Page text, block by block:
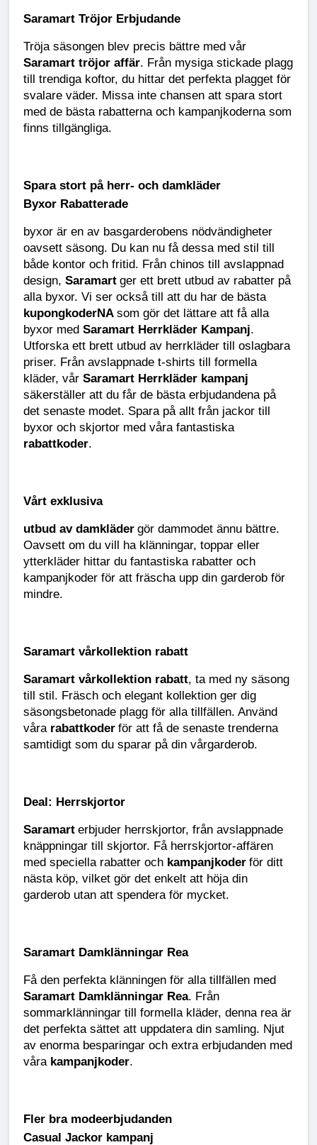
Saramart Tröjor Erbjudande
Tröja säsongen blev precis bättre med vår
Saramart tröjor affär. Från mysiga stickade plagg
till trendiga koftor, du hittar det perfekta plagget för
svalare väder. Missa inte chansen att spara stort
med de bästa rabatterna och kampanjkoderna som
finns tillgängliga.
Spara stort på herr- och damkläder
Byxor Rabatterade
byxor är en av basgarderobens nödvändigheter
oavsett säsong. Du kan nu få dessa med stil till
både kontor och fritid. Från chinos till avslappnad
design, Saramart ger ett brett utbud av rabatter på
alla byxor. Vi ser också till att du har de bästa
kupongkoderNA som gör det lättare att få alla
byxor med Saramart Herrkläder Kampanj.
Utforska ett brett utbud av herrkläder till oslagbara
priser. Från avslappnade t-shirts till formella
kläder, vår Saramart Herrkläder kampanj
säkerställer att du får de bästa erbjudandena på
det senaste modet. Spara på allt från jackor till
byxor och skjortor med våra fantastiska
rabattkoder.
Vårt exklusiva
utbud av damkläder gör dammodet ännu bättre.
Oavsett om du vill ha klänningar, toppar eller
ytterkläder hittar du fantastiska rabatter och
kampanjkoder för att fräscha upp din garderob för
mindre.
Saramart vårkollektion rabatt
Saramart vårkollektion rabatt, ta med ny säsong
till stil. Fräsch och elegant kollektion ger dig
säsongsbetonade plagg för alla tillfällen. Använd
våra rabattkoder för att få de senaste trenderna
samtidigt som du sparar på din vårgarderob.
Deal: Herrskjortor
Saramart erbjuder herrskjortor, från avslappnade
knäppningar till skjortor. Få herrskjortor-affären
med speciella rabatter och kampanjkoder för ditt
nästa köp, vilket gör det enkelt att höja din
garderob utan att spendera för mycket.
Saramart Damklänningar Rea
Få den perfekta klänningen för alla tillfällen med
Saramart Damklänningar Rea. Från
sommarklänningar till formella kläder, denna rea är
det perfekta sättet att uppdatera din samling. Njut
av enorma besparingar och extra erbjudanden med
våra kampanjkoder.
Fler bra modeerbjudanden
Casual Jackor kampanj